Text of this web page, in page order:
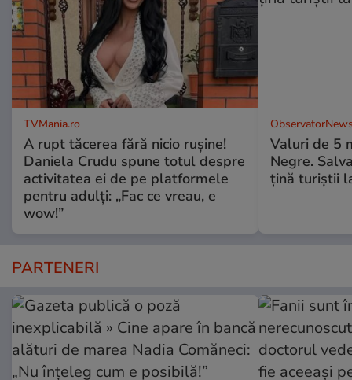
TVMania.ro
A rupt tăcerea fără nicio rușine!
Daniela Crudu spune totul despre
activitatea ei de pe platformele
pentru adulți: „Fac ce vreau, e
wow!”
Valuri de 5
Negre.
ţină turiştii
PARTENERI